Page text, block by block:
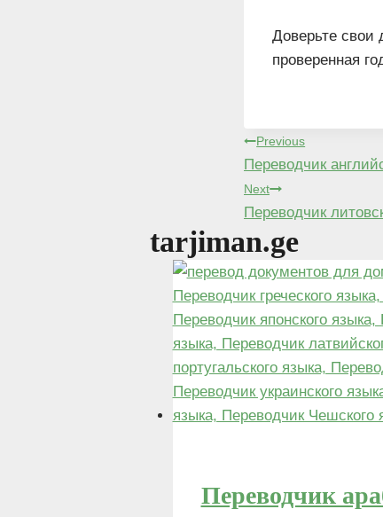
Доверьте свои
проверенная
Post
navigation
Previous
Переводчик
Next
Переводчик
tarjiman.ge
Переводчик